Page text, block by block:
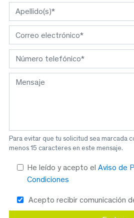
Para evitar que tu solicitud sea marcada
menos 15 caracteres en este mensaje.
He leído y acepto el Aviso de
Condiciones
Acepto recibir comunicación